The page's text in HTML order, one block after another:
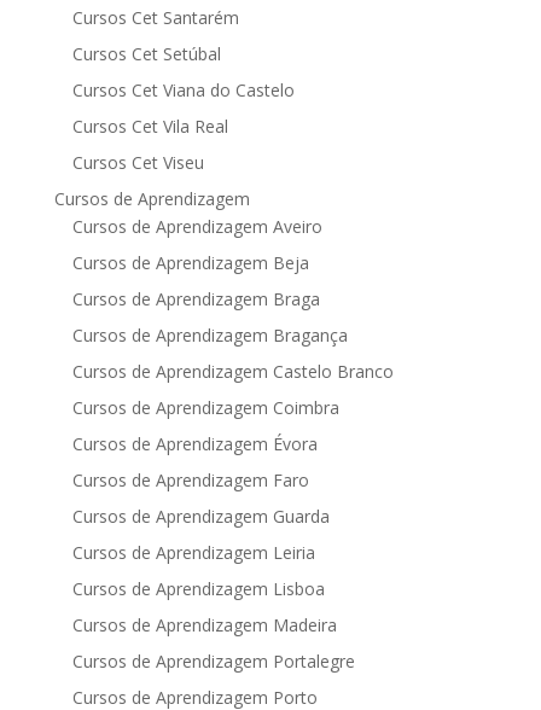
Cursos Cet Santarém
Cursos Cet Setúbal
Cursos Cet Viana do Castelo
Cursos Cet Vila Real
Cursos Cet Viseu
Cursos de Aprendizagem
Cursos de Aprendizagem Aveiro
Cursos de Aprendizagem Beja
Cursos de Aprendizagem Braga
Cursos de Aprendizagem Bragança
Cursos de Aprendizagem Castelo Branco
Cursos de Aprendizagem Coimbra
Cursos de Aprendizagem Évora
Cursos de Aprendizagem Faro
Cursos de Aprendizagem Guarda
Cursos de Aprendizagem Leiria
Cursos de Aprendizagem Lisboa
Cursos de Aprendizagem Madeira
Cursos de Aprendizagem Portalegre
Cursos de Aprendizagem Porto